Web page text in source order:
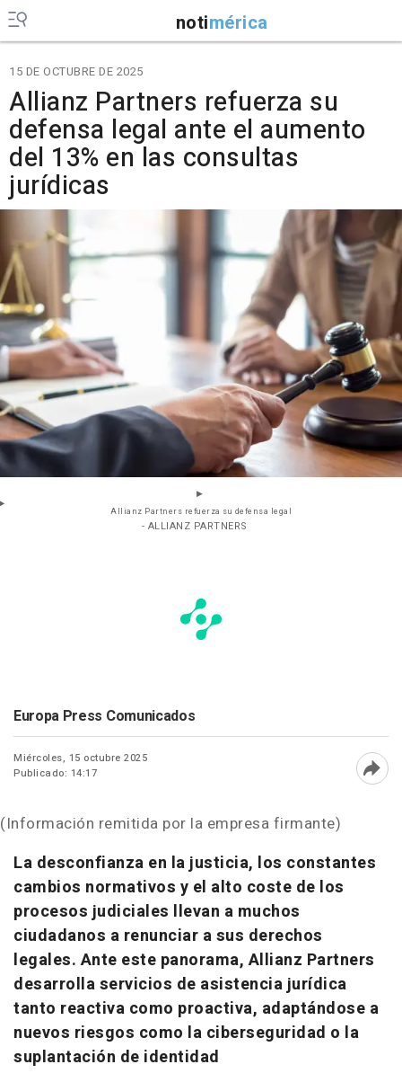
notimérica
15 DE OCTUBRE DE 2025
Allianz Partners refuerza su
defensa legal ante el aumento
del 13% en las consultas
jurídicas
Allianz Partners refuerza su defensa legal
- ALLIANZ PARTNERS
Europa Press Comunicados
Miércoles, 15 octubre 2025
Publicado: 14:17
(Información remitida por la empresa firmante)
La desconfianza en la justicia, los constantes
cambios normativos y el alto coste de los
procesos judiciales llevan a muchos
ciudadanos a renunciar a sus derechos
legales. Ante este panorama, Allianz Partners
desarrolla servicios de asistencia jurídica
tanto reactiva como proactiva, adaptándose a
nuevos riesgos como la ciberseguridad o la
suplantación de identidad